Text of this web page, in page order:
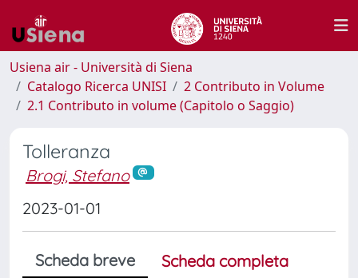
Usiena air - Università di Siena
Catalogo Ricerca UNISI
2 Contributo in Volume
2.1 Contributo in volume (Capitolo o Saggio)
Tolleranza
Brogi, Stefano
2023-01-01
Scheda breve
Scheda completa